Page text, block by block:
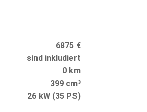
6875 €
sind inkludiert
0 km
399 cm³
26 kW (35 PS)